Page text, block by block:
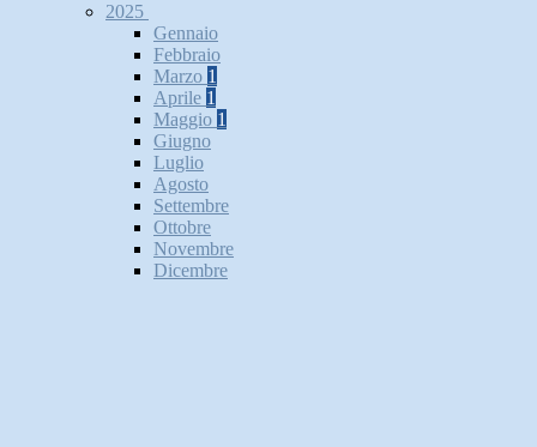
2025
Gennaio
Febbraio
Marzo 1
Aprile 1
Maggio 1
Giugno
Luglio
Agosto
Settembre
Ottobre
Novembre
Dicembre